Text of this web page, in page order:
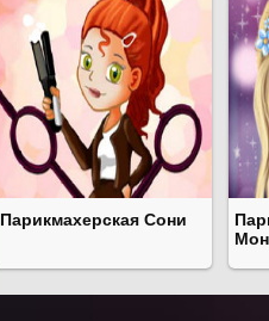
Парикмахерская Сони